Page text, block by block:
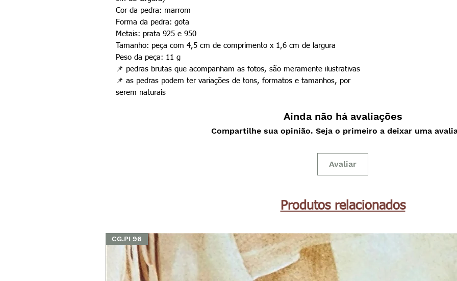
Cor da pedra: marrom
Forma da pedra: gota
Metais: prata 925 e 950
Tamanho: peça com 4,5 cm de comprimento x 1,6 cm de largura
Peso da peça: 11 g
📌 pedras brutas que acompanham as fotos, são meramente ilustrativas
📌 as pedras podem ter variações de tons, formatos e tamanhos, por
serem naturais
Ainda não há avaliações
Compartilhe sua opinião. Seja o primeiro a deixar uma
Avaliar
Produtos relacionados
CG.PI 96